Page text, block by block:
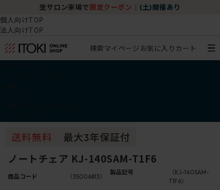
坐サロン来場で 限定クーポン (土)開催あり
個人向けTOP
法人向けTOP
検索マイページ お気に入り カート
ノートチェア KJ-140SAM-T1F6
商品コード （35006813）
製品記号
（KJ-140SAM-
T1F6）